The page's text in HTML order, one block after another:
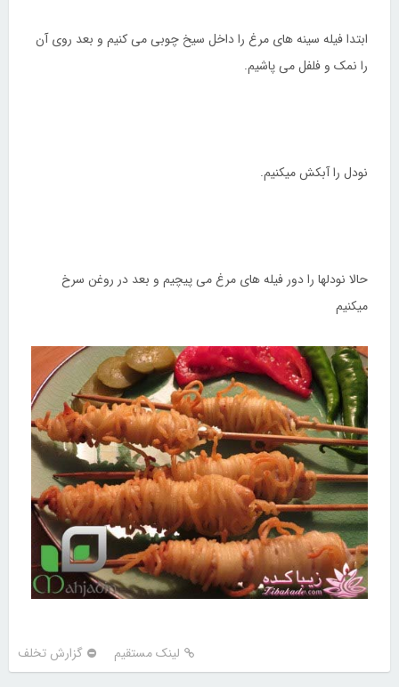
ابتدا فیله سینه های مرغ را داخل سیخ چوبی می کنیم و بعد روی آن
را نمک و فلفل می پاشیم.
نودل را آبکش میکنیم.
حالا نودلها را دور فیله های مرغ می پیچیم و بعد در روغن سرخ
میکنیم
لینک مستقیم گزارش تخلف